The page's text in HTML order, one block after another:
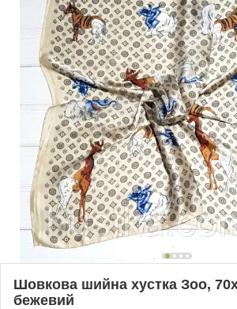
Шовкова шийна хустка Зоо,
бежевий